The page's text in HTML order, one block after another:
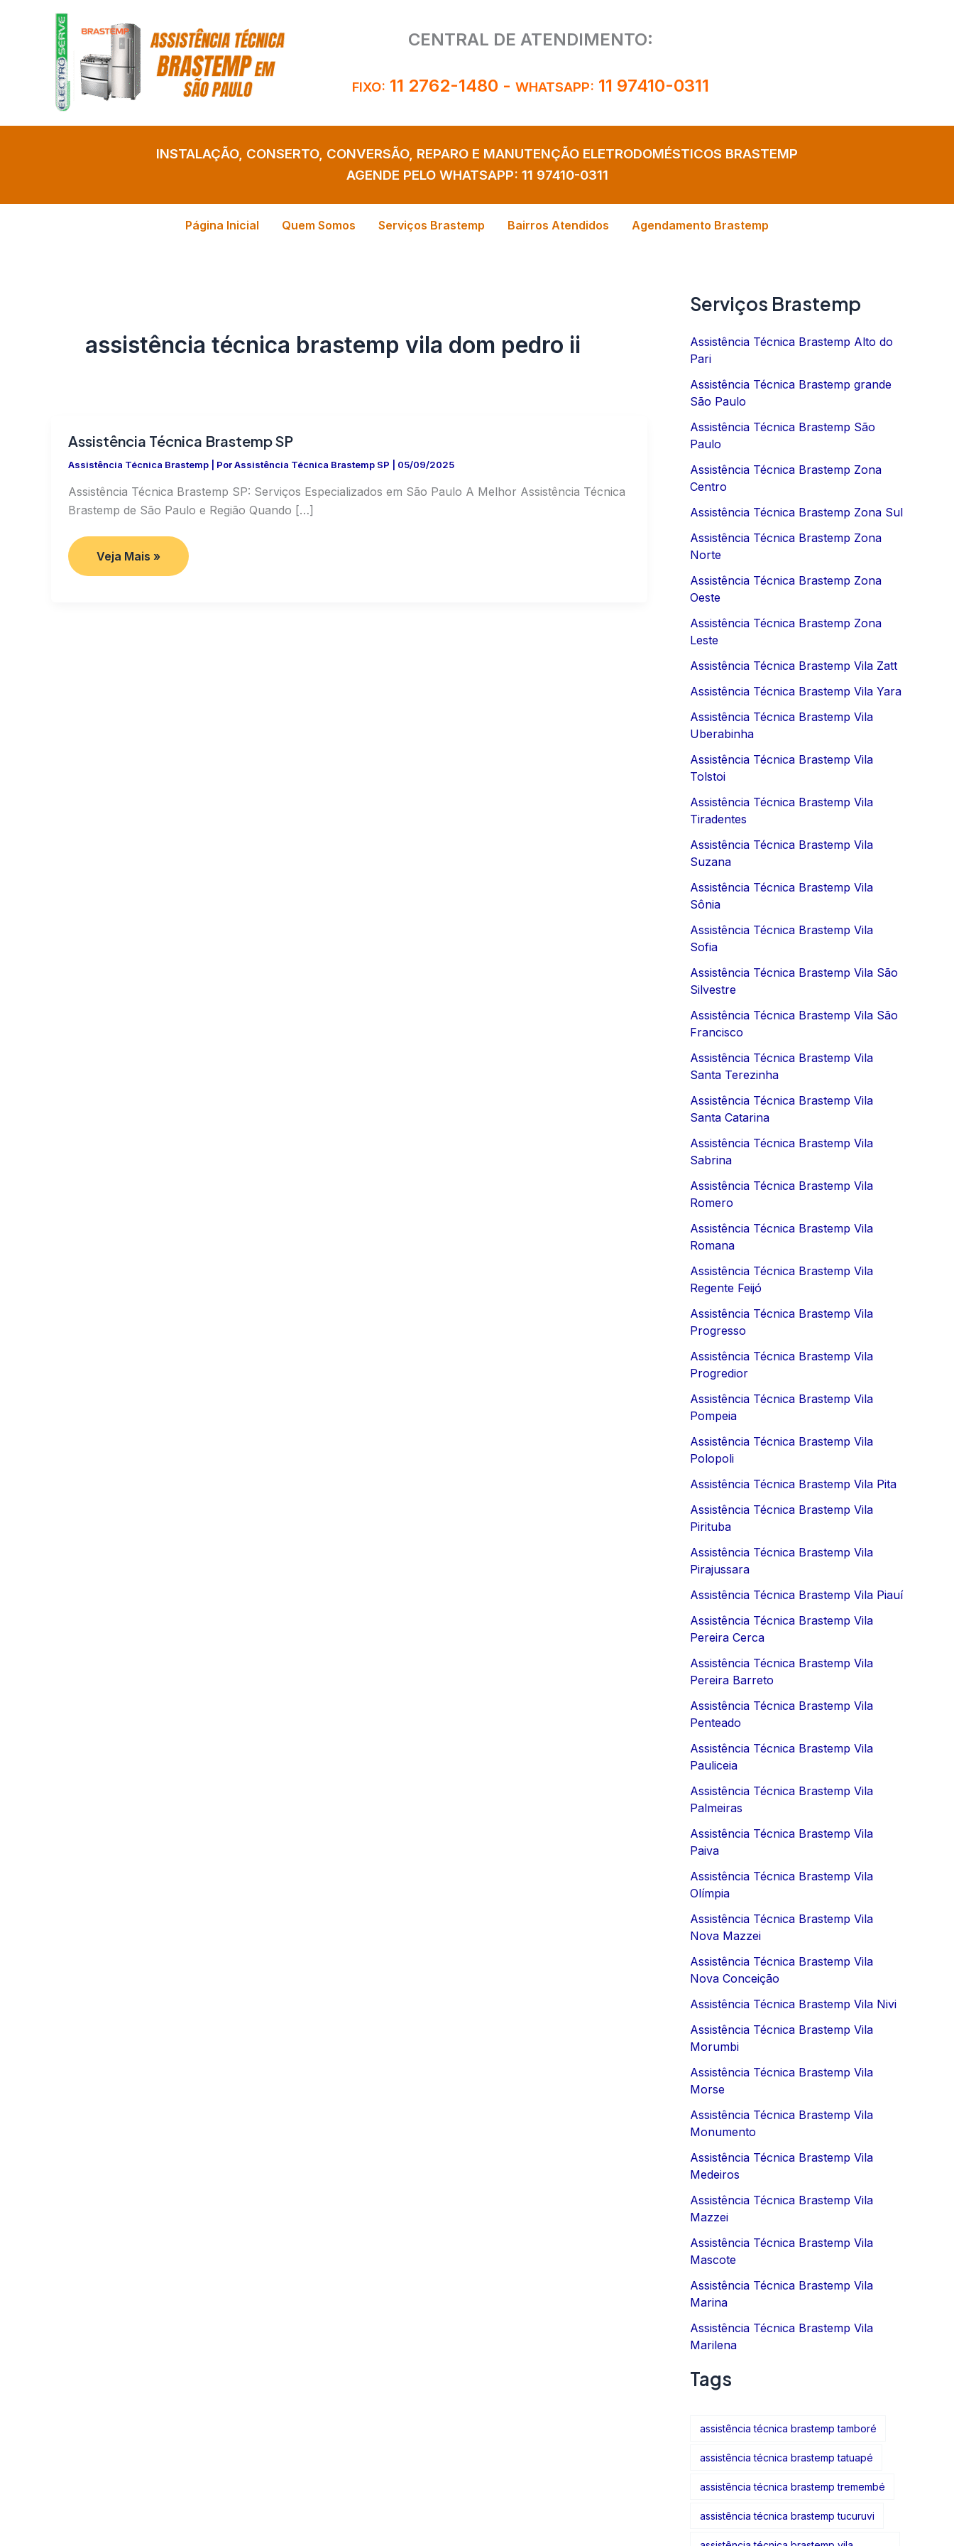
CENTRAL DE ATENDIMENTO:
FIXO: 11 2762-1480 - WHATSAPP: 11 97410-0311
INSTALAÇÃO, CONSERTO, CONVERSÃO, REPARO E MANUTENÇÃO ELETRODOMÉSTICOS BRASTEMP
AGENDE PELO WHATSAPP: 11 97410-0311
Página Inicial Quem Somos Serviços Brastemp Bairros Atendidos Agendamento Brastemp
assistência técnica brastemp vila dom pedro ii
Assistência Técnica Brastemp SP
Assistência Técnica Brastemp | PorAssistência Técnica Brastemp SP 05/09/2025
Assistência Técnica Brastemp SP: Serviços Especializados em São Paulo A Melhor Assistência Técnica
Brastemp de São Paulo e Região Quando […]
Assistência
Técnica
Brastemp
Veja Mais »
Serviços Brastemp
Assistência Técnica Brastemp Alto do
Pari
Assistência Técnica Brastemp grande
São Paulo
Assistência Técnica Brastemp São
Paulo
Assistência Técnica Brastemp Zona
Centro
Assistência Técnica Brastemp Zona Sul
Assistência Técnica Brastemp Zona
Norte
Assistência Técnica Brastemp Zona
Oeste
Assistência Técnica Brastemp Zona
Leste
Assistência Técnica Brastemp Vila Zatt
Assistência Técnica Brastemp Vila Yara
Assistência Técnica Brastemp Vila
Uberabinha
Assistência Técnica Brastemp Vila
Tolstoi
Assistência Técnica Brastemp Vila
Tiradentes
Assistência Técnica Brastemp Vila
Suzana
Assistência Técnica Brastemp Vila
Sônia
Assistência Técnica Brastemp Vila
Sofia
Assistência Técnica Brastemp Vila São
Silvestre
Assistência Técnica Brastemp Vila São
Francisco
Assistência Técnica Brastemp Vila
Santa Terezinha
Assistência Técnica Brastemp Vila
Santa Catarina
Assistência Técnica Brastemp Vila
Sabrina
Assistência Técnica Brastemp Vila
Romero
Assistência Técnica Brastemp Vila
Romana
Assistência Técnica Brastemp Vila
Regente Feijó
Assistência Técnica Brastemp Vila
Progresso
Assistência Técnica Brastemp Vila
Progredior
Assistência Técnica Brastemp Vila
Pompeia
Assistência Técnica Brastemp Vila
Polopoli
Assistência Técnica Brastemp Vila Pita
Assistência Técnica Brastemp Vila
Pirituba
Assistência Técnica Brastemp Vila
Pirajussara
Assistência Técnica Brastemp Vila Piauí
Assistência Técnica Brastemp Vila
Pereira Cerca
Assistência Técnica Brastemp Vila
Pereira Barreto
Assistência Técnica Brastemp Vila
Penteado
Assistência Técnica Brastemp Vila
Pauliceia
Assistência Técnica Brastemp Vila
Palmeiras
Assistência Técnica Brastemp Vila
Paiva
Assistência Técnica Brastemp Vila
Olímpia
Assistência Técnica Brastemp Vila
Nova Mazzei
Assistência Técnica Brastemp Vila
Nova Conceição
Assistência Técnica Brastemp Vila Nivi
Assistência Técnica Brastemp Vila
Morumbi
Assistência Técnica Brastemp Vila
Morse
Assistência Técnica Brastemp Vila
Monumento
Assistência Técnica Brastemp Vila
Medeiros
Assistência Técnica Brastemp Vila
Mazzei
Assistência Técnica Brastemp Vila
Mascote
Assistência Técnica Brastemp Vila
Marina
Assistência Técnica Brastemp Vila
Marilena
Tags
assistência técnica brastemp tamboré
assistência técnica brastemp tatuapé
assistência técnica brastemp tremembé
assistência técnica brastemp tucuruvi